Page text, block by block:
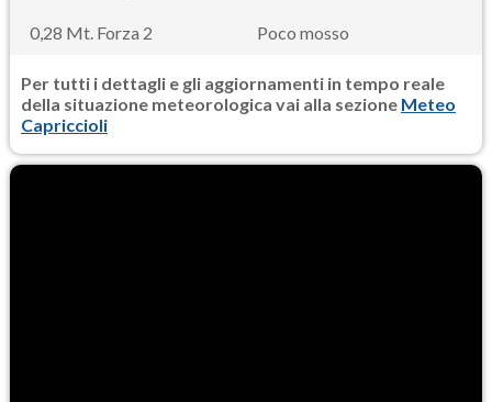
0,28 Mt. Forza 2 Poco mosso
Per tutti i dettagli e gli aggiornamenti in tempo reale
della situazione meteorologica vai alla sezione Meteo
Capriccioli